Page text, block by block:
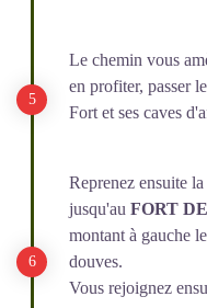
Le chemin vous
en profiter, passer
Fort et ses caves
Reprenez ensuite
jusqu'au FORT
montant à gauche
douves.
Vous rejoignez